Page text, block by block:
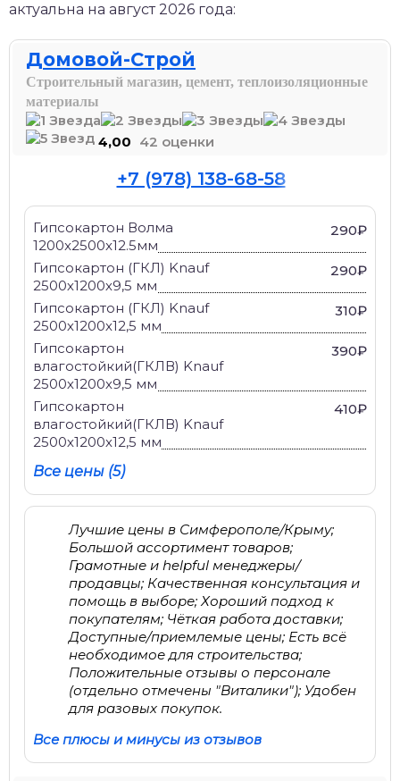
актуальна на август 2026 года:
Домовой-Строй
Строительный магазин, цемент, теплоизоляционные
материалы
4,00 42 оценки
+7 (978) 138-68-58
Гипсокартон Волма
1200x2500x12.5мм
290₽
Гипсокартон (ГКЛ) Knauf
2500х1200х9,5 мм
290₽
Гипсокартон (ГКЛ) Knauf
2500х1200х12,5 мм
310₽
Гипсокартон
влагостойкий(ГКЛВ) Knauf
2500х1200х9,5 мм
390₽
Гипсокартон
влагостойкий(ГКЛВ) Knauf
2500х1200х12,5 мм
410₽
Все цены (5)
Лучшие цены в Симферополе/Крыму;
Большой ассортимент товаров;
Грамотные и helpful менеджеры/
продавцы; Качественная консультация и
помощь в выборе; Хороший подход к
покупателям; Чёткая работа доставки;
Доступные/приемлемые цены; Есть всё
необходимое для строительства;
Положительные отзывы о персонале
(отдельно отмечены "Виталики"); Удобен
для разовых покупок.
Все плюсы и минусы из отзывов